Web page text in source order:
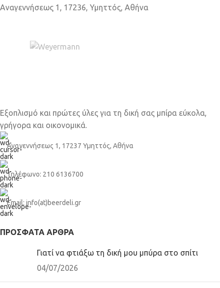
Αναγεννήσεως 1, 17236, Υμηττός, Αθήνα
Εξοπλισμό και πρώτες ύλες για τη δική σας μπίρα εύκολα,
γρήγορα και οικονομικά.
Αναγεννήσεως 1, 17237 Υμηττός, Αθήνα
Τηλέφωνο: 210 6136700
Email: info(at)beerdeli.gr
ΠΡΌΣΦΑΤΑ ΆΡΘΡΑ
Γιατί να φτιάξω τη δική μου μπύρα στο σπίτι
04/07/2026